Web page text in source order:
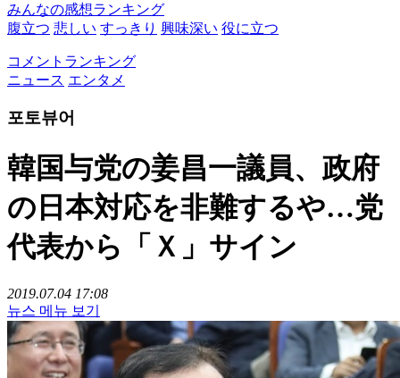
みんなの感想ランキング
腹立つ 悲しい すっきり 興味深い 役に立つ
コメントランキング
ニュース エンタメ
포토뷰어
韓国与党の姜昌一議員、政府
の日本対応を非難するや…党
代表から「Ｘ」サイン
2019.07.04 17:08
뉴스 메뉴 보기